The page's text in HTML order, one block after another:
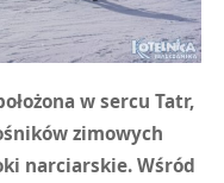
w sercu Tatr,
zimowych
narciarskie. Wśród